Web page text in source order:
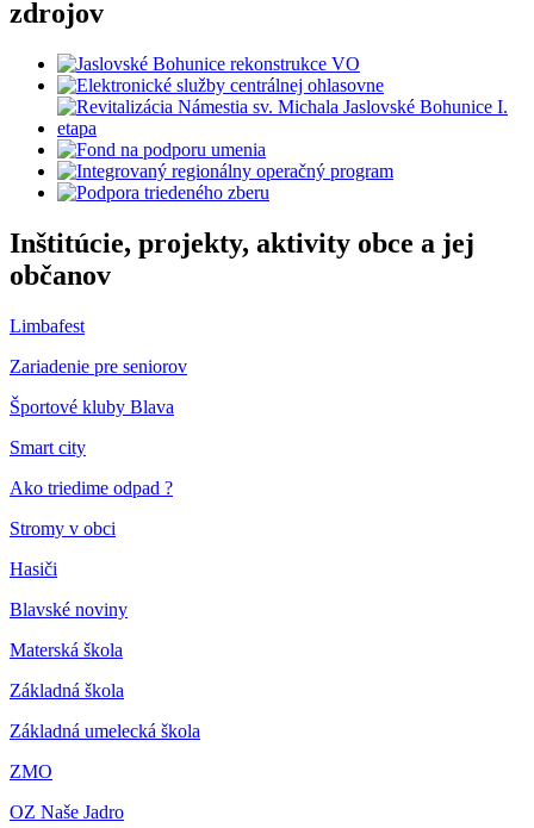
zdrojov
Inštitúcie, projekty, aktivity obce a jej
občanov
Limbafest
Zariadenie pre seniorov
Športové kluby Blava
Smart city
Ako triedime odpad ?
Stromy v obci
Hasiči
Blavské noviny
Materská škola
Základná škola
Základná umelecká škola
ZMO
OZ Naše Jadro